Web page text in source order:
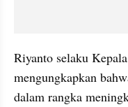
Riyanto selaku
mengungkapkan
dalam rangka